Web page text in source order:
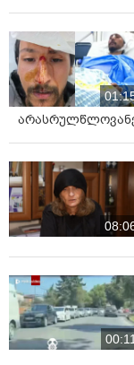
00:11